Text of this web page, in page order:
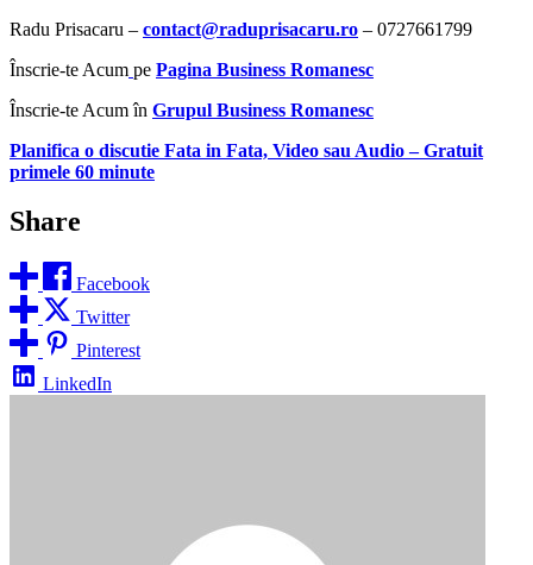
Radu Prisacaru – contact@raduprisacaru.ro – 0727661799
Înscrie-te Acum pe Pagina Business Romanesc
Înscrie-te Acum în Grupul Business Romanesc
Planifica o discutie Fata in Fata, Video sau Audio–Gratuit
primele 60 minute
Share
Facebook
Twitter
Pinterest
LinkedIn